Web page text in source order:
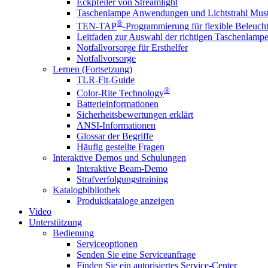
Taschenlampe Anwendungen und Lichtstrahl
TEN-TAP®-Programmierung für flexible
Leitfaden zur Auswahl der richtigen Taschenlampe
Notfallvorsorge für Ersthelfer
Notfallvorsorge
Lernen (Fortsetzung)
TLR-Fit-Guide
Color-Rite Technology®
Batterieinformationen
Sicherheitsbewertungen erklärt
ANSI-Informationen
Glossar der Begriffe
Häufig gestellte Fragen
Interaktive Demos und Schulungen
Interaktive Beam-Demo
Strafverfolgungstraining
Katalogbibliothek
Produktkataloge anzeigen
Video
Unterstützung
Bedienung
Serviceoptionen
Senden Sie eine Serviceanfrage
Finden Sie ein autorisiertes Service-Center